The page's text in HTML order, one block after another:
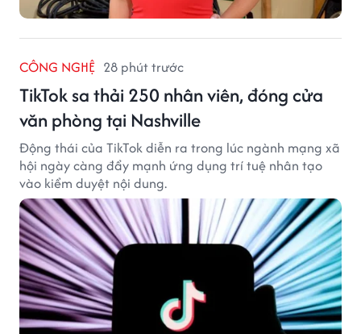
CÔNG NGHỆ 28 phút trước
TikTok sa thải 250 nhân viên, đóng cửa
văn phòng tại Nashville
Động thái của TikTok diễn ra trong lúc ngành mạng xã
hội ngày càng đẩy mạnh ứng dụng trí tuệ nhân tạo
vào kiểm duyệt nội dung.